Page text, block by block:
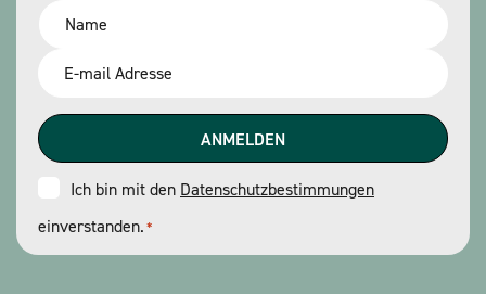
Name
Email
Consent
*
Ich bin mit den Datenschutzbestimmungen
einverstanden.*